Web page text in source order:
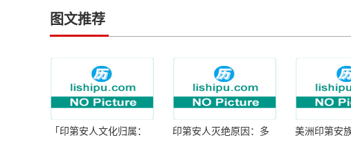
图文推荐
「印第安人文化归属：
印第安人灭绝原因：多
美洲印第安